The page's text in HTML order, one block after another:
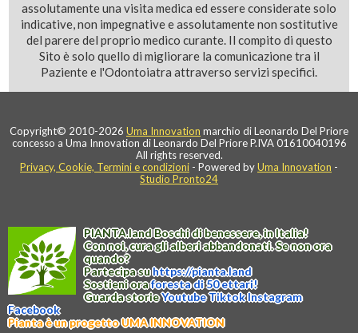
assolutamente una visita medica ed essere considerate solo
indicative, non impegnative e assolutamente non sostitutive
del parere del proprio medico curante. Il compito di questo
Sito è solo quello di migliorare la comunicazione tra il
Paziente e l'Odontoiatra attraverso servizi specifici.
Copyright© 2010-2026 Uma Innovation marchio di Leonardo Del Priore
concesso a Uma Innovation di Leonardo Del Priore P.IVA 01610040196
All rights reserved.
Privacy, Cookie, Termini e condizioni - Powered byUma Innovation -
Studio Pronto24
PIANTA.landBoschi di benessere, in Italia!
Con noi, cura gli alberi abbandonati. Se non ora
quando?
Partecipa suhttps://pianta.land
Sostieni oraforesta di 50 ettari!
Guarda storieYoutubeTiktokInstagram
Facebook
Pianta è un progetto UMA INNOVATION